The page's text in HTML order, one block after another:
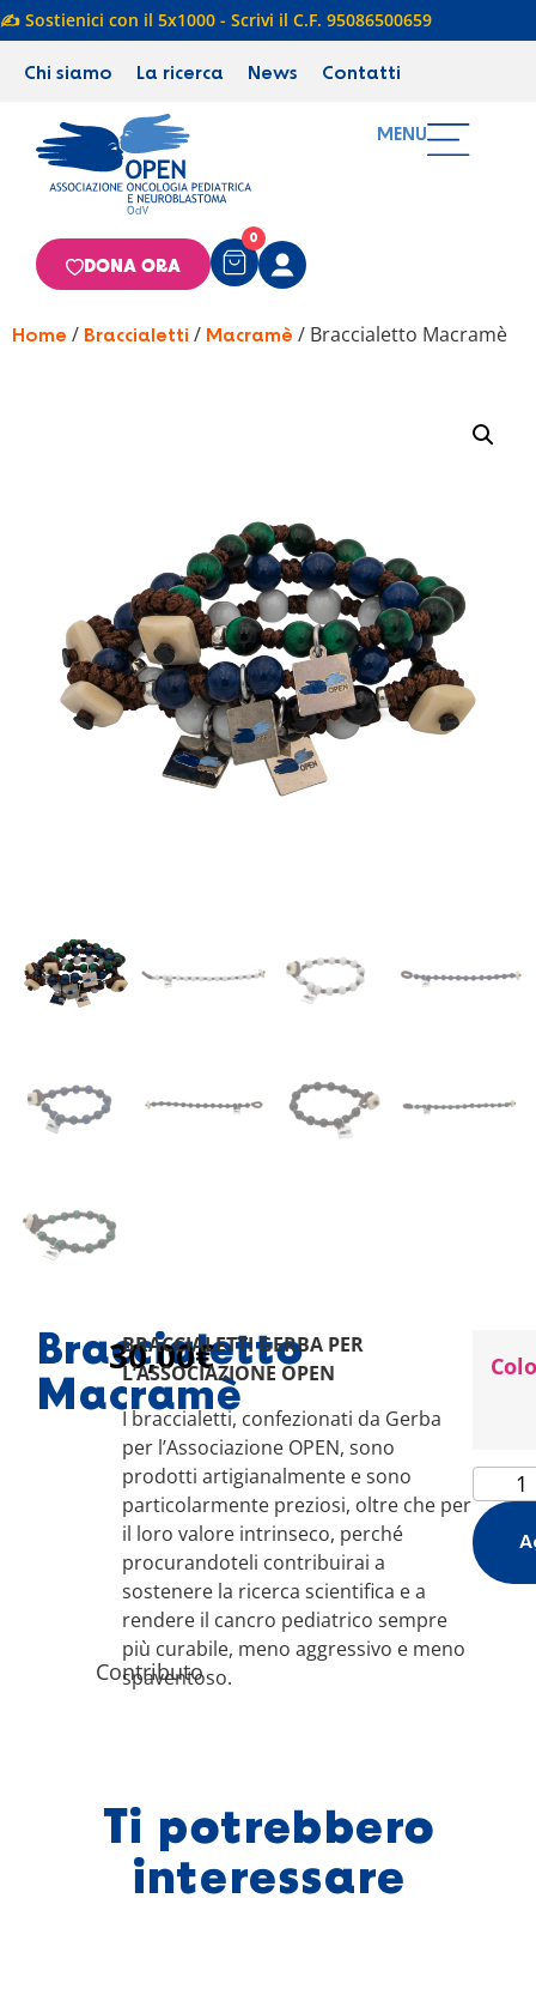
✍️ Sostienici con il 5x1000 - Scrivi il C.F. 95086500659
Chi siamo La ricerca News Contatti
MENU
0
DONA ORA
Home / Braccialetti / Macramè / Braccialetto Macramè
Braccialetto
Macramè
Contributo
30,00€
BRACCIALETTI GERBA PER
L’ASSOCIAZIONE OPEN
I braccialetti, confezionati da Gerba
per l’Associazione OPEN, sono
prodotti artigianalmente e sono
particolarmente preziosi, oltre che per
il loro valore intrinseco, perché
procurandoteli contribuirai a
sostenere la ricerca scientifica e a
rendere il cancro pediatrico sempre
più curabile, meno aggressivo e meno
spaventoso.
Ti potrebbero
interessare